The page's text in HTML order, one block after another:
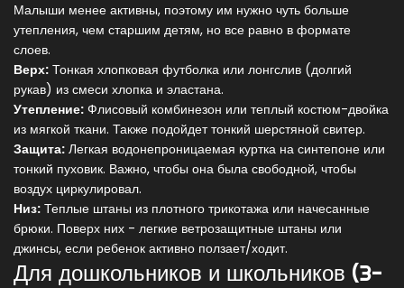
Малыши менее активны, поэтому им нужно чуть больше
утепления, чем старшим детям, но все равно в формате
слоев.
Верх: Тонкая хлопковая футболка или лонгслив (долгий
рукав) из смеси хлопка и эластана.
Утепление: Флисовый комбинезон или теплый костюм-двойка
из мягкой ткани. Также подойдет тонкий шерстяной свитер.
Защита: Легкая водонепроницаемая куртка на синтепоне или
тонкий пуховик. Важно, чтобы она была свободной, чтобы
воздух циркулировал.
Низ: Теплые штаны из плотного трикотажа или начесанные
брюки. Поверх них - легкие ветрозащитные штаны или
джинсы, если ребенок активно ползает/ходит.
Для дошкольников и школьников (3-